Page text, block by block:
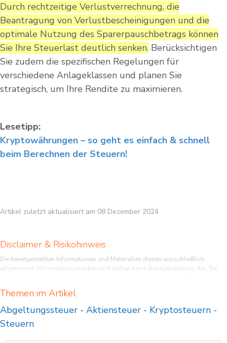
Durch rechtzeitige Verlustverrechnung, die
Beantragung von Verlustbescheinigungen und die
optimale Nutzung des Sparerpauschbetrags können
Sie Ihre Steuerlast deutlich senken. Berücksichtigen
Sie zudem die spezifischen Regelungen für
verschiedene Anlageklassen und planen Sie
strategisch, um Ihre Rendite zu maximieren.
Lesetipp:
Kryptowährungen – so geht es einfach & schnell
beim Berechnen der Steuern!
Artikel zuletzt aktualisiert am 08 Dezember 2024
Disclaimer & Risikohinweis
Die bereitgestellten Informationen und Materialien dienen ausschließlich
allgemeinen Informationszwecken und stellen keine Anlageberatung dar. Sie
insbesondere durch die Lektüre relevanter Börsenprospekte und anderer
offizieller Dokumente. Für weiterführende Informationen wird empfohlen, die
jeweilige Webseite des Herausgebers zu konsultieren. Der Autor übernimmt
keine Haftung für Verluste oder Schäden, die direkt oder indirekt aus der
Themen im Artikel
Abgeltungssteuer - Aktiensteuer - Kryptosteuern -
Steuern